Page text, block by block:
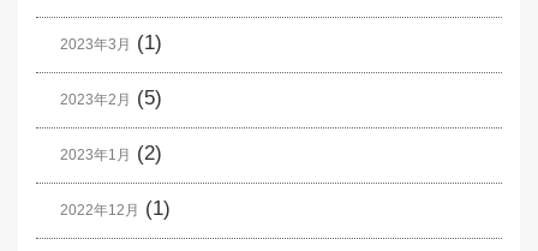
2023年3月 (1)
2023年2月 (5)
2023年1月 (2)
2022年12月 (1)